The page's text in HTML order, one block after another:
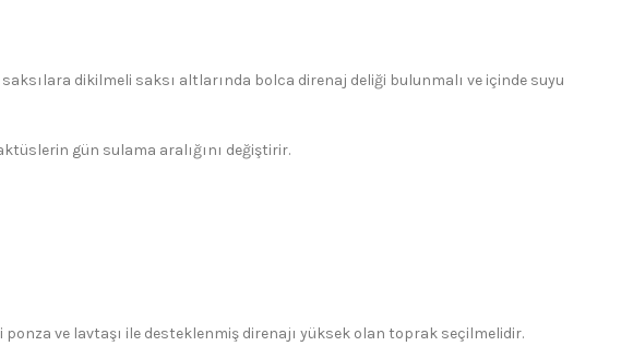
dikilmeli saksı altlarında bolca direnaj deliği bulunmalı ve içinde suyu
gün sulama aralığını değiştirir.
ve lavtaşı ile desteklenmiş direnajı yüksek olan toprak seçilmelidir.